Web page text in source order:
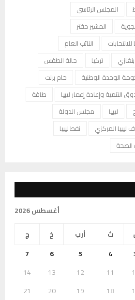
المجلس الرئاسي
المشير حفتر
النائب العام
بنغازي تركيا
حالة الطقس
الوحدة الوطنية
خام برنت
التنمية وإعادة إعمار ليبيا
طاقة
ليبيا
مجلس الدولة
ليبيا المركزي
نفط ليبيا
الصحة
أغسطس 2026
ث أرب خ
ج
4
5
6
7
11
12
13
14
18
19
20
21